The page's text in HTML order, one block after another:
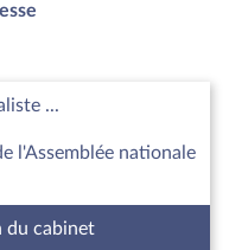
...
l'Assemblée nationale
du cabinet